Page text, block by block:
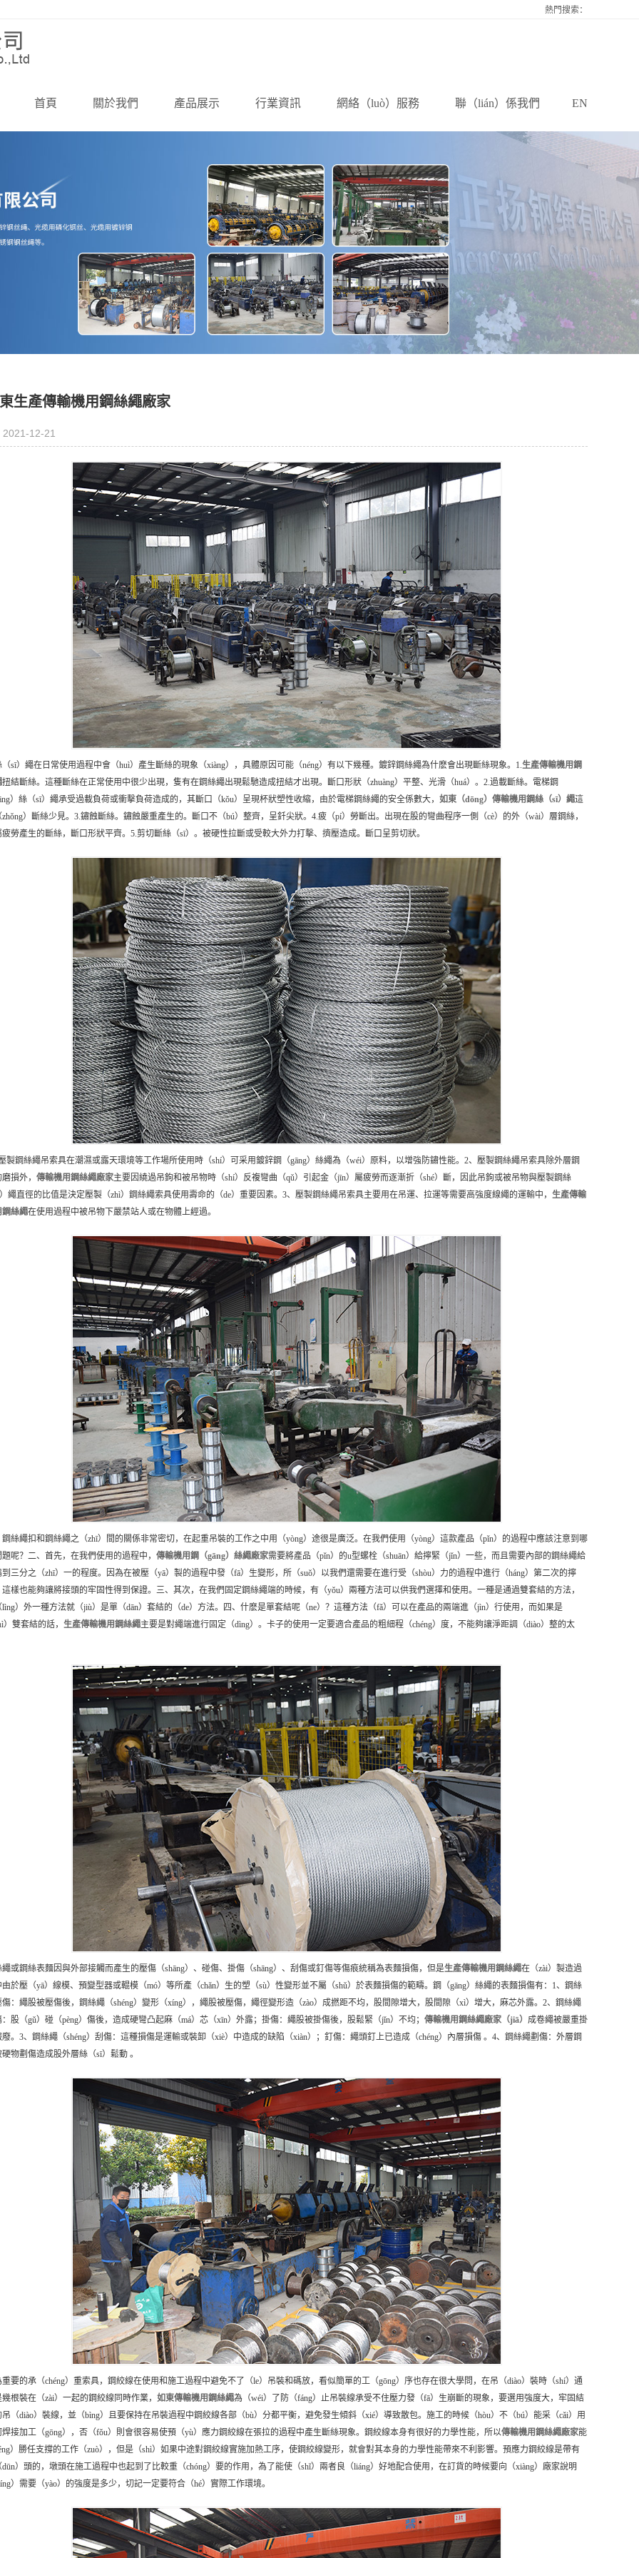
熱門搜索：
首頁 關於我們
資質文檔
產品展示
鋼絞線
鋼絲繩索具
行業資訊
行業資訊
技術知識
網絡（luò）服務 聯（lián）係我們
聯係我（wǒ）們
EN
生產傳輸機用鋼絲繩廠家
2021-12-21
（sī）繩在日常使用過程中會（huì）產生斷絲的現象（xiàng），具體原因可能（néng）有以下幾種。鍍鋅鋼絲繩為什麽會出現斷絲現象。1.生產傳輸機用鋼
扭結斷絲。這種斷絲在正常使用中很少出現，隻有在鋼絲繩出現鬆馳造成扭結才出現。斷口形狀（zhuàng）平整、光滑（huá）。2.過載斷絲。電梯鋼
）絲（sī）繩承受過載負荷或衝擊負荷造成的，其斷口（kǒu）呈現杯狀塑性收縮，由於電梯鋼絲繩的安全係數大， 如東（dōng） 傳輸機用鋼絲（sī）繩這
zhǒng）斷絲少見。3.鏽蝕斷絲。鏽蝕嚴重產生的。斷口不（bú）整齊，呈釺尖狀。4.疲（pí）勞斷出。出現在股的彎曲程序一側（cè）的外（wài）層鋼絲，
疲勞產生的斷絲，斷口形狀平齊。5.剪切斷絲（sī）。被硬性拉斷或受較大外力打擊、擠壓造成。斷口呈剪切狀。
製鋼絲繩吊索具在潮濕或露天環境等工作場所使用時（shí）可采用鍍鋅鋼（gāng）絲繩為（wéi）原料，以增強防鏽性能。2、壓製鋼絲繩吊索具除外層鋼
損外， 傳輸機用鋼絲繩廠家主要因繞過吊鉤和被吊物時（shí）反複彎曲（qǔ）引起金（jīn）屬疲勞而逐漸折（shé）斷，因此吊鉤或被吊物與壓製鋼絲
）繩直徑的比值是決定壓製（zhì）鋼絲繩索具使用壽命的（de）重要因素。3、壓製鋼絲繩吊索具主要用在吊運、拉運等需要高強度線繩的運輸中， 生產傳輸
鋼絲繩在使用過程中被吊物下嚴禁站人或在物體上經過。
鋼絲繩扣和鋼絲繩之（zhī）間的關係非常密切，在起重吊裝的工作之中用（yòng）途很是廣泛。在我們使用（yòng）這款產品（pǐn）的過程中應該注意到哪
呢？二、首先，在我們使用的過程中， 傳輸機用鋼（gāng）絲繩廠家需要將產品（pǐn）的u型螺栓（shuān）給擰緊（jǐn）一些，而且需要內部的鋼絲繩給
到三分之（zhī）一的程度。因為在被壓（yā）製的過程中發（fā）生變形，所（suǒ）以我們還需要在進行受（shòu）力的過程中進行（háng）第二次的擰
這樣也能夠讓將接頭的牢固性得到保證。三、其次，在我們固定鋼絲繩端的時候，有（yǒu）兩種方法可以供我們選擇和使用。一種是通過雙套結的方法，
lìng）外一種方法就（jiù）是單（dān）套結的（de）方法。四、什麽是單套結呢（ne）？這種方法（fǎ）可以在產品的兩端進（jìn）行使用，而如果是
）雙套結的話， 生產傳輸機用鋼絲繩主要是對繩端進行固定（dìng）。卡子的使用一定要適合產品的粗細程（chéng）度，不能夠讓淨距調（diào）整的太
繩或鋼絲表麵因與外部接觸而產生的壓傷（shāng）、碰傷、掛傷（shāng）、刮傷或釘傷等傷痕統稱為表麵損傷，但是生產傳輸機用鋼絲繩在（zài）製造過
由於壓（yā）線模、預變型器或輥模（mó）等所產（chǎn）生的塑（sù）性變形並不屬（shǔ）於表麵損傷的範疇。鋼（gāng）絲繩的表麵損傷有：1、鋼絲
傷：繩股被壓傷後，鋼絲繩（shéng）變形（xíng），繩股被壓傷，繩徑變形造（zào）成撚距不均，股間隙增大，股間隙（xì）增大，麻芯外露。2、鋼絲繩
：股（gǔ）碰（pèng）傷後，造成硬彎凸起麻（má）芯（xīn）外露；掛傷：繩股被掛傷後，股鬆緊（jǐn）不均； 傳輸機用鋼絲繩廠家（jiā） 成卷繩被嚴重掛
廢。3、鋼絲繩（shéng）刮傷：這種損傷是運輸或裝卸（xiè）中造成的缺陷（xiàn）；釘傷：繩頭釘上已造成（chéng）內層損傷 。4、鋼絲繩劃傷：外層鋼
物劃傷造成股外層絲（sī）鬆動 。
重要的承（chéng）重索具，鋼絞線在使用和施工過程中避免不了（le）吊裝和碼放，看似簡單的工（gōng）序也存在很大學問，在吊（diào）裝時（shí）通
幾根裝在（zài）一起的鋼絞線同時作業， 如東傳輸機用鋼絲繩為（wéi）了防（fáng）止吊裝線承受不住壓力發（fā）生崩斷的現象，要選用強度大，牢固結
吊（diào）裝線，並（bìng）且要保持在吊裝過程中鋼絞線各部（bù）分都平衡，避免發生傾斜（xié）導致散包。施工的時候（hòu）不（bú）能采（cǎi）用
焊接加工（gōng），否（fǒu）則會很容易使預（yù）應力鋼絞線在張拉的過程中產生斷絲現象。鋼絞線本身有很好的力學性能，所以傳輸機用鋼絲繩廠家能
）勝任支撐的工作（zuò），但是（shì）如果中途對鋼絞線實施加熱工序，使鋼絞線變形，就會對其本身的力學性能帶來不利影響。預應力鋼絞線是帶有
dūn）頭的，墩頭在施工過程中也起到了比較重（chóng）要的作用，為了能使（shǐ）兩者良（liáng）好地配合使用，在訂貨的時候要向（xiàng）廠家說明
）需要（yào）的強度是多少，切記一定要符合（hé）實際工作環境。